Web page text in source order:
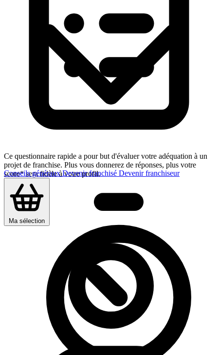
Conseils générauxDevenir franchisé Devenir franchiseur
Ma sélection
Ce questionnaire rapide a pour but d'évaluer votre adéquation à un
projet de franchise. Plus vous donnerez de réponses, plus votre
score* sera fidèle à votre profil.